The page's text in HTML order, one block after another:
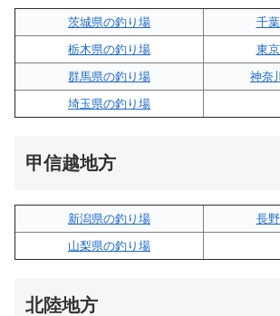
茨城県の釣り場
千
栃木県の釣り場
東
群馬県の釣り場
神奈
埼玉県の釣り場
甲信越地方
新潟県の釣り場
長
山梨県の釣り場
北陸地方